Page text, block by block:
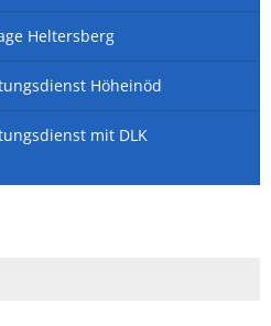
Heltersberg
Höheinöd
mit DLK